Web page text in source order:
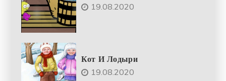
19.08.2020
Кот И Лодыри
19.08.2020